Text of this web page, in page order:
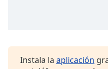
Instala la aplicación